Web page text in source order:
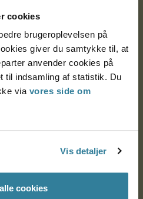
cookies
brugeroplevelsen på
giver du samtykke til, at
anvender cookies på
til indsamling af statistik. Du
via vores side om
Vis detaljer
cookies